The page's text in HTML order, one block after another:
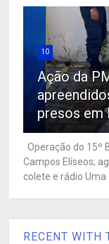
10
Ação da
presos em
Operação do 15º
Campos Elíseos;
colete e rádio Uma
RECENT WITH